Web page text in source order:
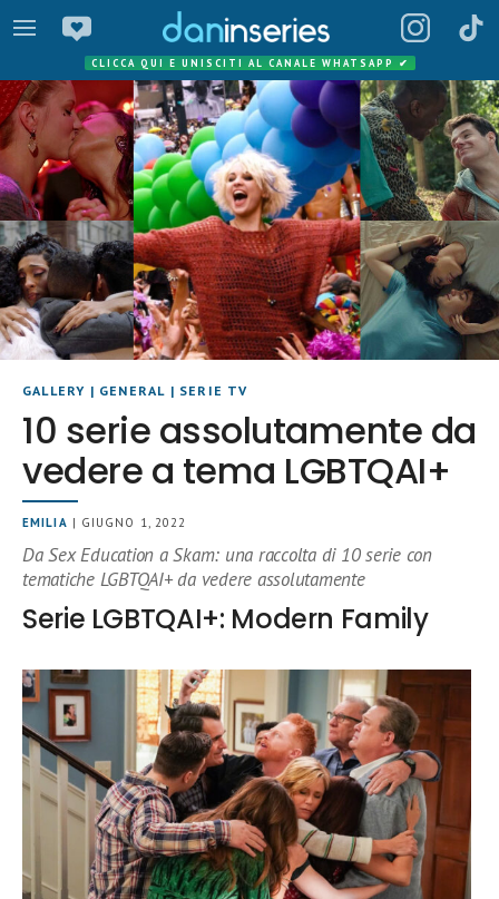
CLICCA QUI E UNISCITI AL CANALE WHATSAPP ✔
GALLERY | GENERAL | SERIE TV
10 serie assolutamente da
vedere a tema LGBTQAI+
EMILIA | GIUGNO 1, 2022
Da Sex Education a Skam: una raccolta di 10 serie con
tematiche LGBTQAI+ da vedere assolutamente
Serie LGBTQAI+: Modern Family